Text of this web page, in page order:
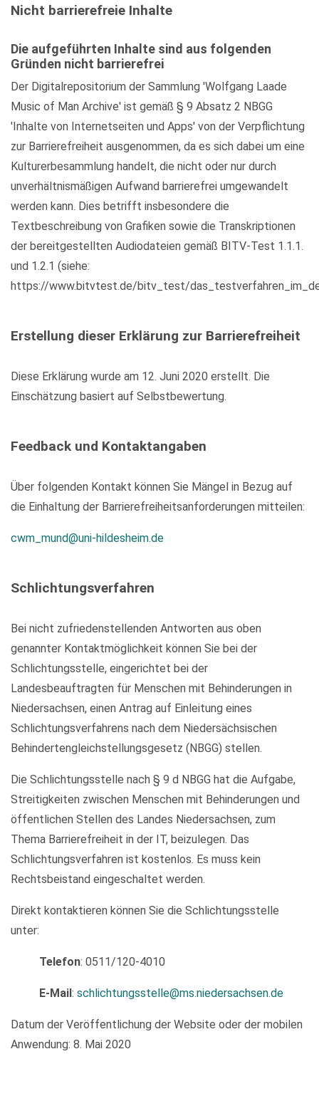
Nicht barrierefreie Inhalte
Die aufgeführten Inhalte sind aus folgenden
Gründen nicht barrierefrei
Der Digitalrepositorium der Sammlung 'Wolfgang Laade
Music of Man Archive' ist gemäß § 9 Absatz 2 NBGG
'Inhalte von Internetseiten und Apps' von der Verpflichtung
zur Barrierefreiheit ausgenommen, da es sich dabei um eine
Kulturerbesammlung handelt, die nicht oder nur durch
unverhältnismäßigen Aufwand barrierefrei umgewandelt
werden kann. Dies betrifft insbesondere die
Textbeschreibung von Grafiken sowie die Transkriptionen
der bereitgestellten Audiodateien gemäß BITV-Test 1.1.1.
und 1.2.1 (siehe:
https://www.bitvtest.de/bitv_test/
Erstellung dieser Erklärung zur Barrierefreiheit
Diese Erklärung wurde am 12. Juni 2020 erstellt. Die
Einschätzung basiert auf Selbstbewertung.
Feedback und Kontaktangaben
Über folgenden Kontakt können Sie Mängel in Bezug auf
die Einhaltung der Barrierefreiheitsanforderungen mitteilen:
cwm_mund@uni-hildesheim.de
Schlichtungsverfahren
Bei nicht zufriedenstellenden Antworten aus oben
genannter Kontaktmöglichkeit können Sie bei der
Schlichtungsstelle, eingerichtet bei der
Landesbeauftragten für Menschen mit Behinderungen in
Niedersachsen, einen Antrag auf Einleitung eines
Schlichtungsverfahrens nach dem Niedersächsischen
Behindertengleichstellungsgesetz (NBGG) stellen.
Die Schlichtungsstelle nach § 9 d NBGG hat die Aufgabe,
Streitigkeiten zwischen Menschen mit Behinderungen und
öffentlichen Stellen des Landes Niedersachsen, zum
Thema Barrierefreiheit in der IT, beizulegen. Das
Schlichtungsverfahren ist kostenlos. Es muss kein
Rechtsbeistand eingeschaltet werden.
Direkt kontaktieren können Sie die Schlichtungsstelle
unter:
Telefon: 0511/120-4010
E-Mail : schlichtungsstelle@ms.niedersachsen.de
Datum der Veröffentlichung der Website oder der mobilen
Anwendung: 8. Mai 2020